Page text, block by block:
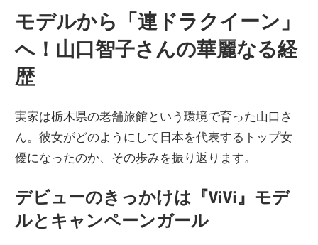
モデルから「連ドラクイーン」
へ！山口智子さんの華麗なる経
歴
実家は栃木県の老舗旅館という環境で育った山口さ
ん。彼女がどのようにして日本を代表するトップ女
優になったのか、その歩みを振り返ります。
デビューのきっかけは『ViVi』モデ
ルとキャンペーンガール